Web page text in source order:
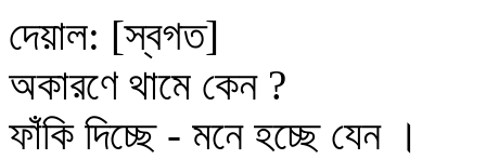
দেয়াল: [স্বগত]
অকারণে থামে কেন ?
ফাঁকি দিচ্ছে - মনে হচ্ছে যেন ।